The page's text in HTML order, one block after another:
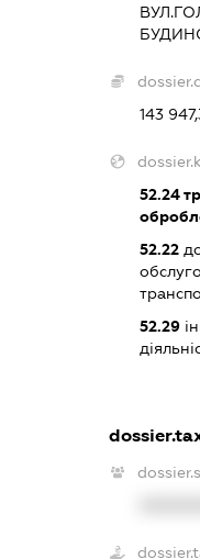
143
52.24
52.22
52.29